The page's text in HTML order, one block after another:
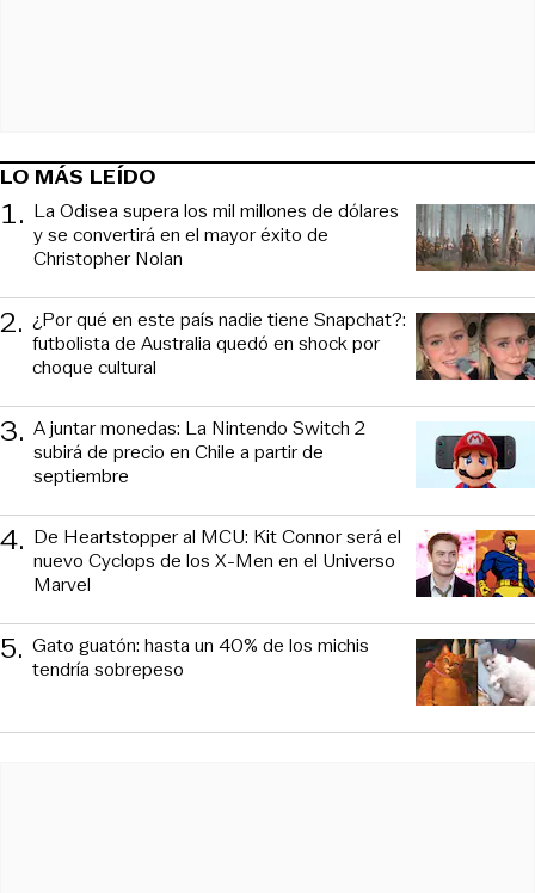
LO MÁS LEÍDO
1. La Odisea supera los mil millones de dólares
y se convertirá en el mayor éxito de
Christopher Nolan
2. ¿Por qué en este país nadie tiene Snapchat?:
futbolista de Australia quedó en shock por
choque cultural
3. A juntar monedas: La Nintendo Switch 2
subirá de precio en Chile a partir de
septiembre
4. De Heartstopper al MCU: Kit Connor será el
nuevo Cyclops de los X-Men en el Universo
Marvel
5. Gato guatón: hasta un 40% de los michis
tendría sobrepeso